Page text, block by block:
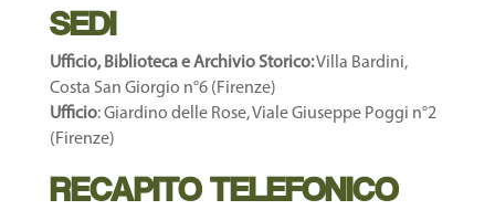
SEDI
Ufficio, Biblioteca e Archivio Storico:Villa Bardini,
Costa San Giorgio n°6 (Firenze)
Ufficio: Giardino delle Rose, Viale Giuseppe Poggi n°2
(Firenze)
RECAPITO TELEFONICO